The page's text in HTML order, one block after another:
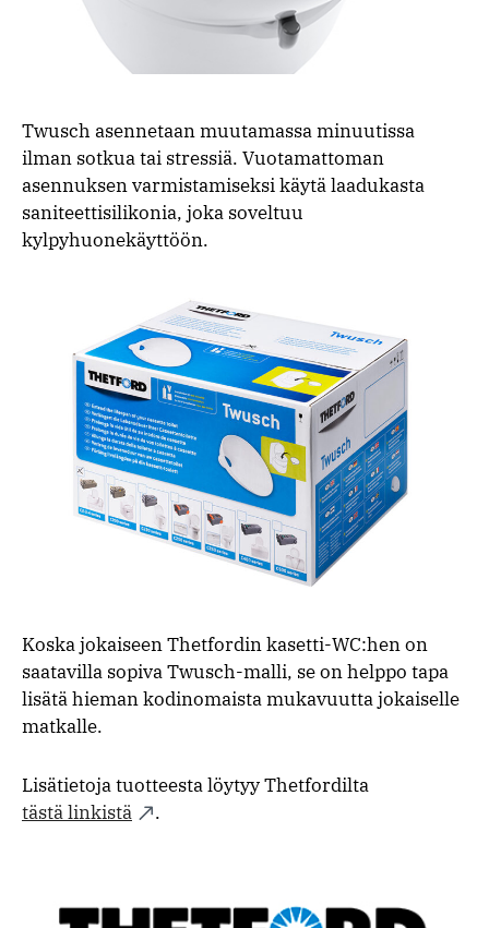
Twusch asennetaan muutamassa minuutissa
ilman sotkua tai stressiä. Vuotamattoman
asennuksen varmistamiseksi käytä laadukasta
saniteettisilikonia, joka soveltuu
kylpyhuonekäyttöön.
Koska jokaiseen Thetfordin kasetti-WC:hen on
saatavilla sopiva Twusch-malli, se on helppo tapa
lisätä hieman kodinomaista mukavuutta jokaiselle
matkalle.
Lisätietoja tuotteesta löytyy Thetfordilta
tästä linkistä
.